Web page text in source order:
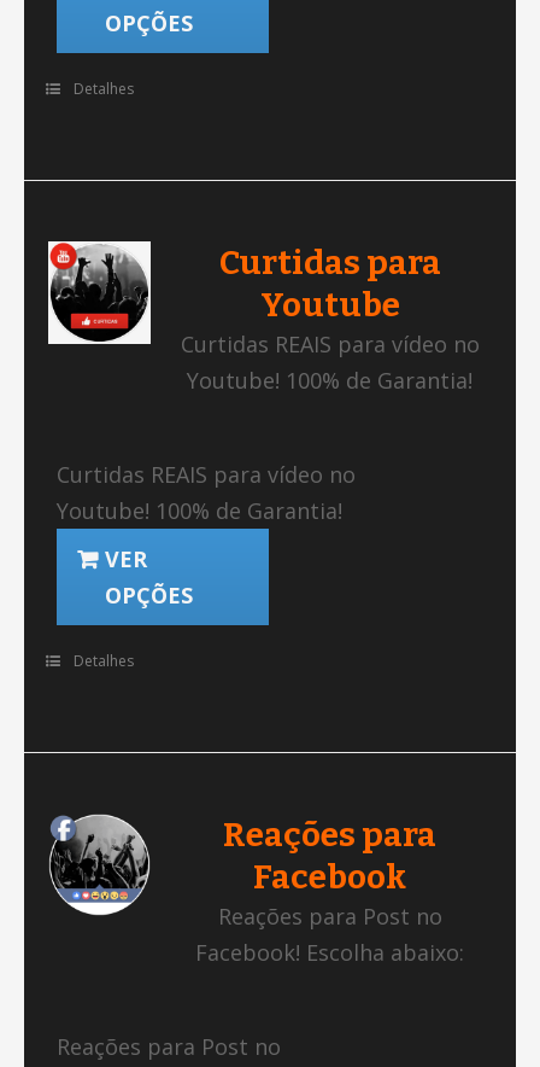
OPÇÕES
Detalhes
Curtidas para
Youtube
Curtidas REAIS para vídeo no
Youtube! 100% de Garantia!
Curtidas REAIS para vídeo no
Youtube! 100% de Garantia!
VER
OPÇÕES
Detalhes
Reações para
Facebook
Reações para Post no
Facebook! Escolha abaixo:
Reações para Post no